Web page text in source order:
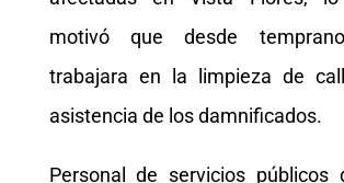
motivó que desde
trabajara en la limpieza de
asistencia de los damnificados.
Personal de servicios públicos